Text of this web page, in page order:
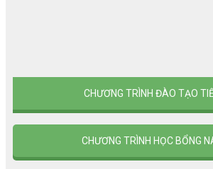
CHƯƠNG TRÌNH ĐÀO TẠO
CHƯƠNG TRÌNH HỌC BỔNG